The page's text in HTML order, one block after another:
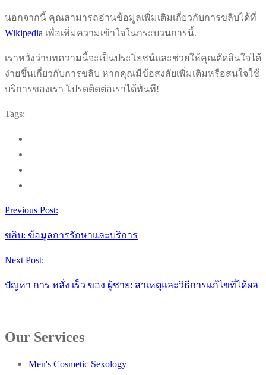
นอกจากนี้ คุณสามารถอ่านข้อมูลเพิ่มเติมเกี่ยวกับการขลิบได้ที่
Wikipedia เพื่อเพิ่มความเข้าใจในกระบวนการนี้.
เราหวังว่าบทความนี้จะเป็นประโยชน์และช่วยให้คุณตัดสินใจได้
ง่ายขึ้นเกี่ยวกับการขลิบ หากคุณมีข้อสงสัยเพิ่มเติมหรือสนใจใช้
บริการของเรา โปรดติดต่อเราได้ทันที!
Tags:
Previous Post:
ขลิบ: ข้อมูลการรักษาและบริการ
Next Post:
ปัญหา การ หลั่ง เร็ว ของ ผู้ชาย: สาเหตุและวิธีการแก้ไขที่ได้ผล
Our Services
Men's Cosmetic Sexology